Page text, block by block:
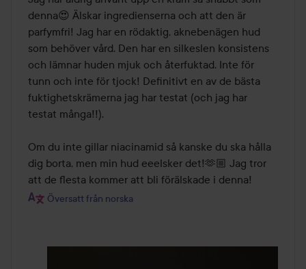
denna😍 Älskar ingredienserna och att den är
parfymfri! Jag har en rödaktig, aknebenägen hud
som behöver vård. Den har en silkeslen konsistens
och lämnar huden mjuk och återfuktad. Inte för
tunn och inte för tjock! Definitivt en av de bästa
fuktighetskrämerna jag har testat (och jag har
testat många!!).
Om du inte gillar niacinamid så kanske du ska hålla
dig borta, men min hud eeelsker det!🫶🏼 Jag tror
att de flesta kommer att bli förälskade i denna!
Översatt från norska